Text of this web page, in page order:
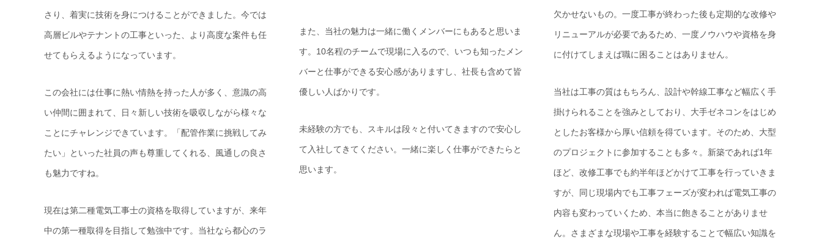
さり、着実に技術を身につけることができました。今では
高層ビルやテナントの工事といった、より高度な案件も任
せてもらえるようになっています。
この会社には仕事に熱い情熱を持った人が多く、意識の高
い仲間に囲まれて、日々新しい技術を吸収しながら様々な
ことにチャレンジできています。「配管作業に挑戦してみ
たい」といった社員の声も尊重してくれる、風通しの良さ
も魅力ですね。
現在は第二種電気工事士の資格を取得していますが、来年
中の第一種取得を目指して勉強中です。当社なら都心のラ
また、当社の魅力は一緒に働くメンバーにもあると思いま
す。10名程のチームで現場に入るので、いつも知ったメン
バーと仕事ができる安心感がありますし、社長も含めて皆
優しい人ばかりです。
未経験の方でも、スキルは段々と付いてきますので安心し
て入社してきてください。一緒に楽しく仕事ができたらと
思います。
欠かせないもの。一度工事が終わった後も定期的な改修や
リニューアルが必要であるため、一度ノウハウや資格を身
に付けてしまえば職に困ることはありません。
当社は工事の質はもちろん、設計や幹線工事など幅広く手
掛けられることを強みとしており、大手ゼネコンをはじめ
としたお客様から厚い信頼を得ています。そのため、大型
のプロジェクトに参加することも多々。新築であれば1年
ほど、改修工事でも約半年ほどかけて工事を行っていきま
すが、同じ現場内でも工事フェーズが変われば電気工事の
内容も変わっていくため、本当に飽きることがありませ
ん。さまざまな現場や工事を経験することで幅広い知識を